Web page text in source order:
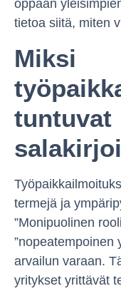
oppaan
tietoa siitä, miten
Miksi
tuntuvat
termejä ja
”Monipuolinen
”nopeatempoinen
arvailun varaan.
yritykset yrittävät